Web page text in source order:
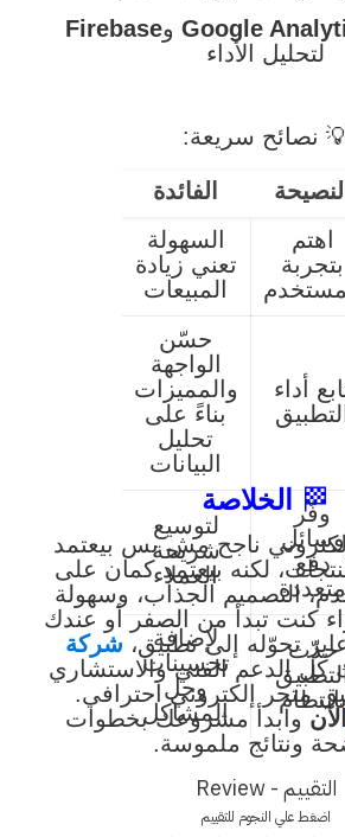
Google وFirebase
لتحليل الأداء
نصائح سريعة:
النصيحة
الفائدة
اهتم
بتجربة
السهولة
تعني زيادة
المبيعات
أداء
التطبيق
حسّن
الواجهة
والمميزات
بناءً على
تحليل
البيانات
وفّر
وسائل
دفع
لتوسيع
شريحة
العملاء
حدّث
لإضافة
تحسينات
وحل
المشاكل
🏁 الخلاصة
ناجح مش بس بيعتمد
لكنه بيعتمد كمان على
التصميم الجذاب، وسهولة
كنت تبدأ من الصفر أو عندك
تحوّله إلى تطبيق، شركة
كل الدعم الفني والاستشاري
متجر إلكتروني احترافي.
الآن وابدأ مشروعك بخطوات
ونتائج ملموسة.
التقييم - Review
اضغط علي النجوم للتقييم